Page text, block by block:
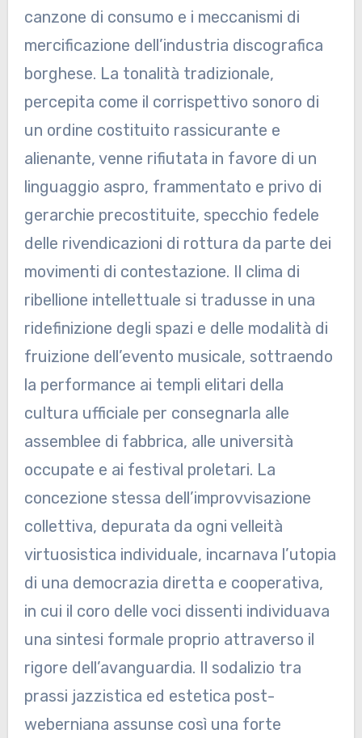
canzone di consumo e i meccanismi di
mercificazione dell’industria discografica
borghese. La tonalità tradizionale,
percepita come il corrispettivo sonoro di
un ordine costituito rassicurante e
alienante, venne rifiutata in favore di un
linguaggio aspro, frammentato e privo di
gerarchie precostituite, specchio fedele
delle rivendicazioni di rottura da parte dei
movimenti di contestazione. Il clima di
ribellione intellettuale si tradusse in una
ridefinizione degli spazi e delle modalità di
fruizione dell’evento musicale, sottraendo
la performance ai templi elitari della
cultura ufficiale per consegnarla alle
assemblee di fabbrica, alle università
occupate e ai festival proletari. La
concezione stessa dell’improvvisazione
collettiva, depurata da ogni velleità
virtuosistica individuale, incarnava l’utopia
di una democrazia diretta e cooperativa,
in cui il coro delle voci dissenti individuava
una sintesi formale proprio attraverso il
rigore dell’avanguardia. Il sodalizio tra
prassi jazzistica ed estetica post-
weberniana assunse così una forte